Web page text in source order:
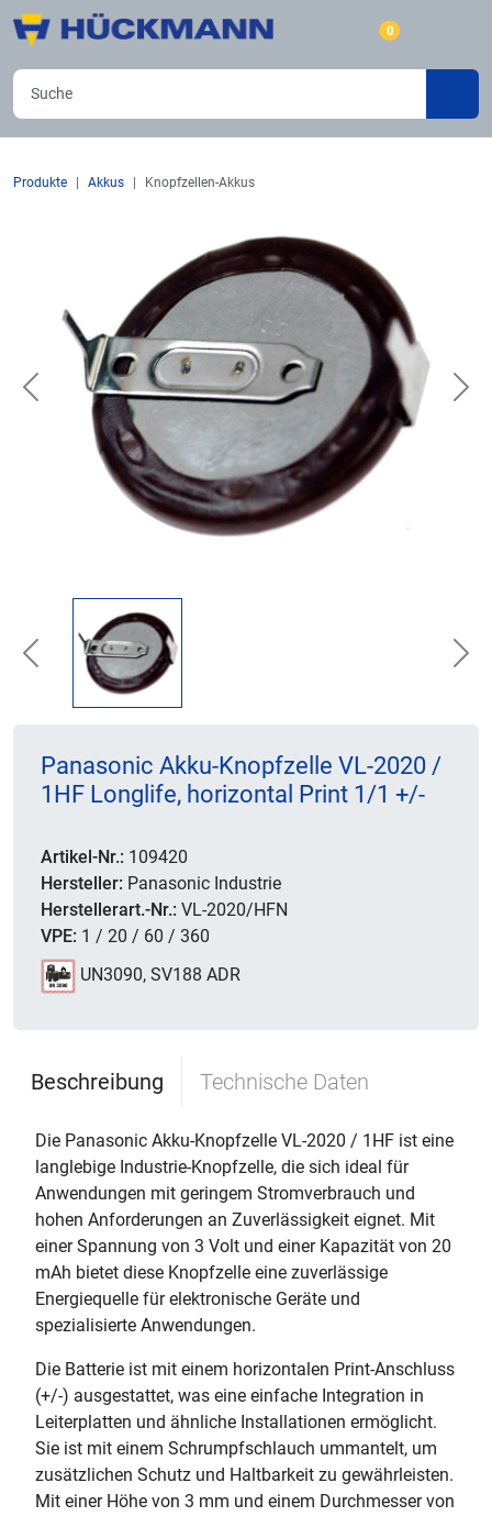
0
Produkte Akkus Knopfzellen-Akkus
Previous
Previous
Panasonic Akku-Knopfzelle VL-2020 /
1HF Longlife, horizontal Print 1/1 +/-
Artikel-Nr.: 109420
Hersteller: Panasonic Industrie
Herstellerart.-Nr.: VL-2020/HFN
VPE: 1 / 20 / 60 / 360
UN3090, SV188 ADR
Beschreibung Technische Daten
Die Panasonic Akku-Knopfzelle VL-2020 / 1HF ist eine
langlebige Industrie-Knopfzelle, die sich ideal für
Anwendungen mit geringem Stromverbrauch und
hohen Anforderungen an Zuverlässigkeit eignet. Mit
einer Spannung von 3 Volt und einer Kapazität von 20
mAh bietet diese Knopfzelle eine zuverlässige
Energiequelle für elektronische Geräte und
spezialisierte Anwendungen.
Die Batterie ist mit einem horizontalen Print-Anschluss
(+/-) ausgestattet, was eine einfache Integration in
Leiterplatten und ähnliche Installationen ermöglicht.
Sie ist mit einem Schrumpfschlauch ummantelt, um
zusätzlichen Schutz und Haltbarkeit zu gewährleisten.
Mit einer Höhe von 3 mm und einem Durchmesser von